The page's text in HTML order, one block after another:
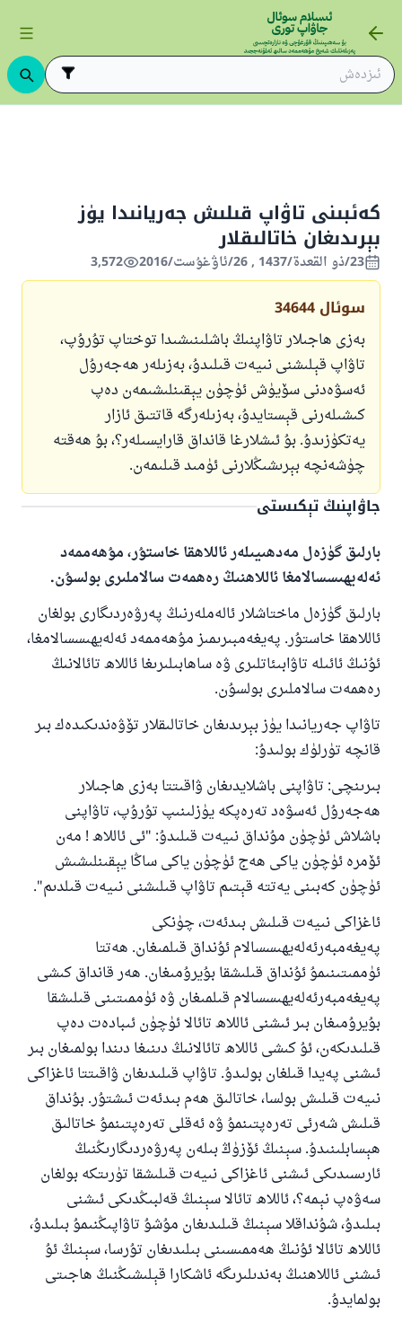
كەئبىنى تاۋاپ قىلىش جەريانىدا يۈز
بېرىدىغان خاتالىقلار
23/ذو القعدة/1437 , 26/ئاۋغۇست/2016 3,572
سوئال 34644
بەزى ھاجىلار تاۋاپنىڭ باشلىنىشىدا توختاپ تۇرۇپ،
تاۋاپ قېلىشنى نىيەت قىلىدۇ، بەزىلەر ھەجەرۇل
ئەسۋەدنى سۆيۈش ئۈچۈن يېقىنلىشىمەن دەپ
كىشىلەرنى قېستايدۇ، بەزىلەرگە قاتتىق ئازار
يەتكۈزىدۇ. بۇ ئىشلارغا قانداق قارايسىلەر؟، بۇ ھەقتە
چۈشەنچە بېرىشىڭلارنى ئۈمىد قىلىمەن.
جاۋاپنىڭ تېكىستى
بارلىق گۈزەل مەدھىيىلەر ئاللاھقا خاستۇر، مۇھەممەد
ئەلەيھىسسالامغا ئاللاھنىڭ رەھمەت سالاملىرى بولسۇن.
بارلىق گۈزەل ماختاشلار ئالەملەرنىڭ پەرۋەردىگارى بولغان
ئاللاھقا خاستۇر. پەيغەمبىرىمىز مۇھەممەد ئەلەيھىسسالامغا،
ئۇنىڭ ئائىلە تاۋابىئاتلىرى ۋە ساھابىلىرىغا ئاللاھ تائالانىڭ
رەھمەت سالاملىرى بولسۇن.
تاۋاپ جەريانىدا يۈز بېرىدىغان خاتالىقلار تۆۋەندىكىدەك بىر
قانچە تۈرلۈك بولىدۇ:
بىرىنچى: تاۋاپنى باشلايدىغان ۋاقىتتا بەزى ھاجىلار
ھەجەرۇل ئەسۋەد تەرەپكە يۈزلىنىپ تۇرۇپ، تاۋاپنى
باشلاش ئۈچۈن مۇنداق نىيەت قىلىدۇ: "ئى ئاللاھ ! مەن
ئۆمرە ئۈچۈن ياكى ھەج ئۈچۈن ياكى ساڭا يېقىنلىشىش
ئۈچۈن كەبىنى يەتتە قېتىم تاۋاپ قىلىشنى نىيەت قىلدىم".
ئاغزاكى نىيەت قىلىش بىدئەت، چۈنكى
پەيغەمبەرئەلەيھىسسالام ئۇنداق قىلمىغان. ھەتتا
ئۈممىتىنىمۇ ئۇنداق قىلىشقا بۇيرۇمىغان. ھەر قانداق كىشى
پەيغەمبەرئەلەيھىسسالام قىلمىغان ۋە ئۈممىتىنى قىلىشقا
بۇيرۇمىغان بىر ئىشنى ئاللاھ تائالا ئۈچۈن ئىبادەت دەپ
قىلىدىكەن، ئۇ كىشى ئاللاھ تائالانىڭ دىنىغا دىندا بولمىغان بىر
ئىشنى پەيدا قىلغان بولىدۇ. تاۋاپ قىلىدىغان ۋاقىتتا ئاغزاكى
نىيەت قىلىش بولسا، خاتالىق ھەم بىدئەت ئىشتۇر. بۇنداق
قىلىش شەرئى تەرەپتىنمۇ ۋە ئەقلى تەرەپتىنمۇ خاتالىق
ھېسابلىنىدۇ. سېنىڭ ئۆزۈڭ بىلەن پەرۋەردىگارىڭنىڭ
ئارىسىدىكى ئىشنى ئاغزاكى نىيەت قىلىشقا تۈرىتكە بولغان
سەۋەپ نېمە؟، ئاللاھ تائالا سېنىڭ قەلبىڭدىكى ئىشنى
بىلىدۇ، شۇنداقلا سېنىڭ قىلىدىغان مۇشۇ تاۋاپىڭنىمۇ بىلىدۇ،
ئاللاھ تائالا ئۇنىڭ ھەممىسىنى بىلىدىغان تۇرسا، سېنىڭ ئۇ
ئىشنى ئاللاھنىڭ بەندىلىرىگە ئاشكارا قېلىشىڭنىڭ ھاجىتى
بولمايدۇ.